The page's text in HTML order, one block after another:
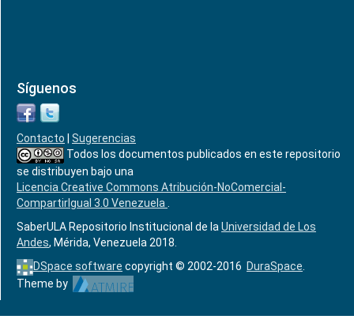
Síguenos
Contacto
Sugerencias
Todos los documentos publicados en este repositorio
se distribuyen bajo una
Licencia Creative Commons Atribución-NoComercial-
CompartirIgual 3.0 Venezuela
SaberULA Repositorio Institucional de la Universidad de Los
Andes, Mérida, Venezuela 2018.
DSpace software copyright © 2002-2016 DuraSpace
Theme by